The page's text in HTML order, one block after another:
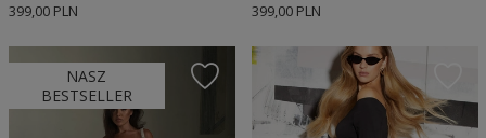
399,00 PLN
399,00 PLN
NASZ
BESTSELLER